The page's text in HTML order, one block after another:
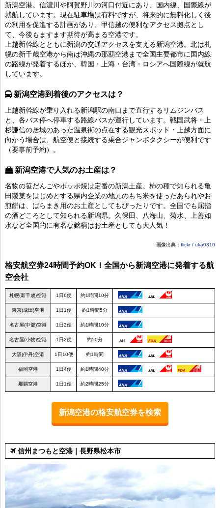
新潟空港。信濃川や阿賀野川の河口付近にあり、国内線、国際線が
就航しています。現在駐車場は有料ですが、将来的に無料化しく後
の利用を促進する計画があり、甲信越の便利なアクセス拠点とし
て、今後もますます期待が高まる空港です。
上越新幹線とともに新潟の交通アクセスを支える新潟空港。北は札
幌の新千歳空港から南は沖縄の那覇空港まで全国主要都市に国内線
の路線が発着するほか、韓国・上海・台湾・ロシアへ国際線が就航
しています。
新潟空港到着後のアクセスは？
上越新幹線が乗り入れる新潟駅の南口まで直行するリムジンバス
と、各バス停へ停車する路線バスが運行しています。戦国武将・上
杉謙信の居城のあった温泉街の点在する観光スポット・上越方面に
向かう場合は、航空便と接続する乗合ジャンボタクシーが便利です
（要事前予約）。
新潟空港で人気のお土産は？
名物の笹だんごやポッポ焼は定番の新潟土産。柿の種で知られる亀
田製菓をはじめとする県内企業の地元のもち米を使ったあられやお
煎餅は、ばらまき用のお土産としてもぴったりです。全国でも屈指
の酒どころとして知られる新潟県。久保田、八海山、菊水、上善如
水など全国的に有名な銘柄はお土産としても大人気！
画像出典： flickr / uka0310
格安航空券24時間予約OK！全国から新潟空港に発着する航
空会社
札幌(新千歳)空港 1日6便 約1時間10分
東京(成田)空港 1日1便 約1時間5分
名古屋(中部)空港 1日2便 約1時間10分
名古屋(小牧)空港 1日2便 約50分
大阪(伊丹)空港 1日10便 約1時間
福岡空港 1日4便 約1時間40分
那覇空港 1日1便 約2時間25分
新潟空港の格安航空券を検索
信州まつもと空港｜長野県松本市